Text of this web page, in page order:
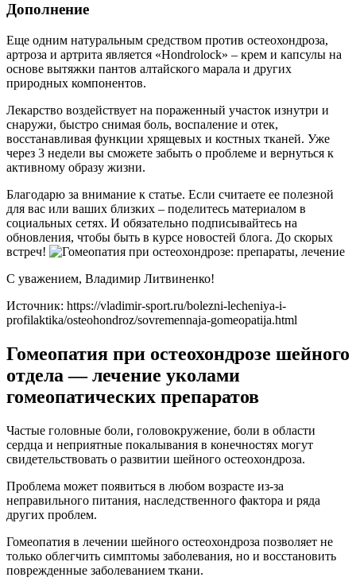
Дополнение
Еще одним натуральным средством против остеохондроза,
артроза и артрита является «Hondrolock» – крем и капсулы на
основе вытяжки пантов алтайского марала и других
природных компонентов.
Лекарство воздействует на пораженный участок изнутри и
снаружи, быстро снимая боль, воспаление и отек,
восстанавливая функции хрящевых и костных тканей. Уже
через 3 недели вы сможете забыть о проблеме и вернуться к
активному образу жизни.
Благодарю за внимание к статье. Если считаете ее полезной
для вас или ваших близких – поделитесь материалом в
социальных сетях. И обязательно подписывайтесь на
обновления, чтобы быть в курсе новостей блога. До скорых
встреч!
С уважением, Владимир Литвиненко!
Источник: https://vladimir-sport.ru/bolezni-lecheniya-i-
profilaktika/osteohondroz/sovremennaja-gomeopatija.html
Гомеопатия при остеохондрозе шейного
отдела — лечение уколами
гомеопатических препаратов
Частые головные боли, головокружение, боли в области
сердца и неприятные покалывания в конечностях могут
свидетельствовать о развитии шейного остеохондроза.
Проблема может появиться в любом возрасте из-за
неправильного питания, наследственного фактора и ряда
других проблем.
Гомеопатия в лечении шейного остеохондроза позволяет не
только облегчить симптомы заболевания, но и восстановить
поврежденные заболеванием ткани.